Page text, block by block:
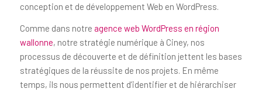
conception et de développement Web en WordPress.
Comme dans notre agence web WordPress en région
wallonne, notre stratégie numérique à Ciney, nos
processus de découverte et de définition jettent les bases
stratégiques de la réussite de nos projets. En même
temps, ils nous permettent d’identifier et de hiérarchiser